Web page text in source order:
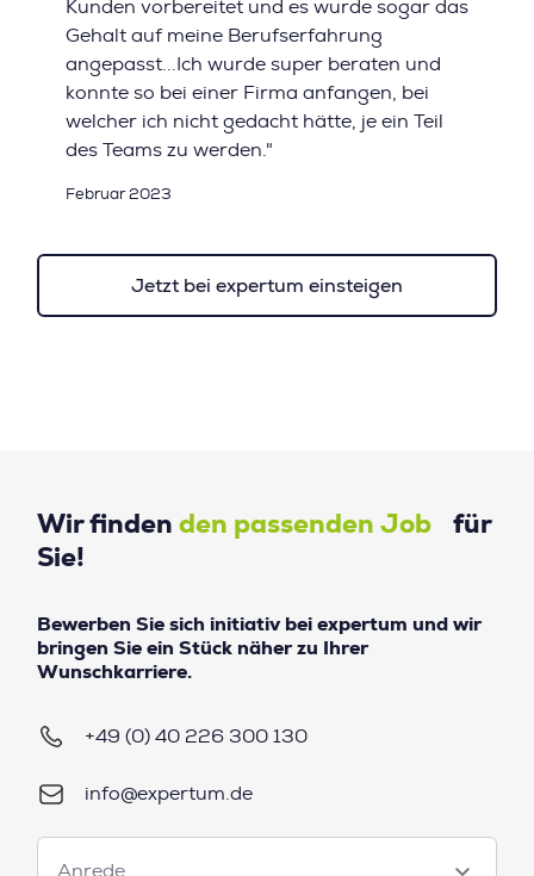
Kunden vorbereitet und es wurde sogar das
Gehalt auf meine Berufserfahrung
angepasst...Ich wurde super beraten und
konnte so bei einer Firma anfangen, bei
welcher ich nicht gedacht hätte, je ein Teil
des Teams zu werden."
Februar 2023
Jetzt bei expertum einsteigen
Wir finden den passenden Job für
Sie!
Bewerben Sie sich initiativ bei expertum und wir
bringen Sie ein Stück näher zu Ihrer
Wunschkarriere.
+49 (0) 40 226 300 130
info@expertum.de
Anrede
Anrede